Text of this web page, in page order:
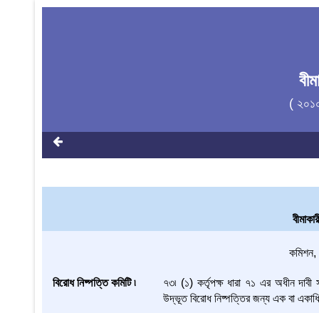
(
কমিশন,
বিরোধ নিষ্পত্তি কমিটি ৷
৭৩৷ (১) কর্তৃপক্ষ ধারা ৭১ এর অধীন দাবী
উদ্ভূত বিরোধ নিষ্পত্তির জন্য এক বা